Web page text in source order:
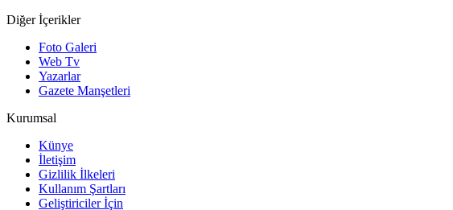
Diğer İçerikler
Foto Galeri
Web Tv
Yazarlar
Gazete Manşetleri
Kurumsal
Künye
İletişim
Gizlilik İlkeleri
Kullanım Şartları
Geliştiriciler İçin